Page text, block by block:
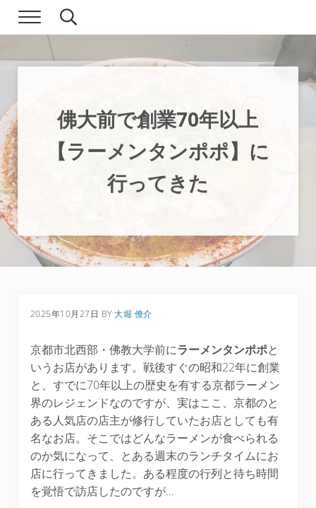
Skip to main content
Skip to header right navigation
Skip to site footer
現実逃避.com
食べ歩き、一人旅…そして時々家族旅行
Menu Search...
佛大前で創業70年以上
【ラーメンタンポポ】に
行ってきた
2025年10月27日 BY大堀 僚介
京都市北西部・佛教大学前にラーメンタンポポと
いうお店があります。戦後すぐの昭和22年に創業
と、すでに70年以上の歴史を有する京都ラーメン
界のレジェンドなのですが、実はここ、京都のと
ある人気店の店主が修行していたお店としても有
名なお店。そこではどんなラーメンが食べられる
のか気になって、とある週末のランチタイムにお
店に行ってきました。ある程度の行列と待ち時間
を覚悟で訪店したのですが…